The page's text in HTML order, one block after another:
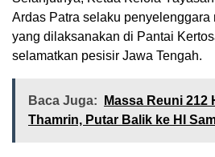
Ardas Patra selaku penyelenggara
yang dilaksanakan di Pantai
selamatkan pesisir Jawa Tengah.
Baca Juga:
Massa Reuni 212
Thamrin, Putar Balik ke HI